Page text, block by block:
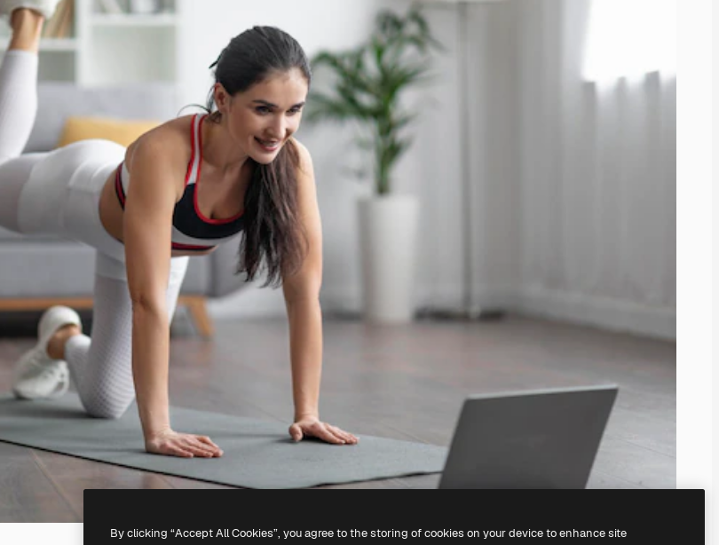
By clicking “Accept All Cookies”, you agree to the storing of cookies on your device to enhance site